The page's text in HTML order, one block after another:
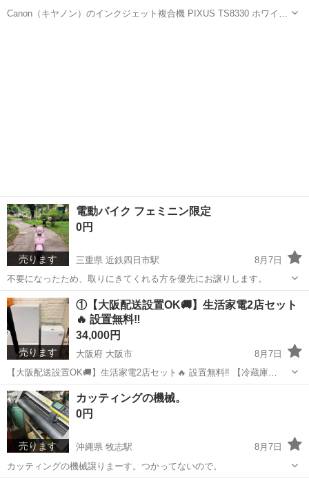
Canon（キヤノン）のインクジェット複合機 PIXUS TS8330 ホワイト
売ります
電動バイク フェミニン限定
0円
三重県 近鉄四日市駅
8月7日
不要になったため、取りにきてくれる方を優先にお譲りします。
三重 四日市市 近鉄四日市駅 その他
売ります
①【大阪配送設置OK🚚】生活家電2店セット
🔥 設置無料‼️
34,000円
大阪府 大阪市
8月7日
【大阪配送設置OK🚚】生活家電2店セット🔥 設置無料‼️ 【冷蔵庫
（2020年製）】 メーカー：HITACHI 型番： RL-154KA 容量：154L サ
イズ: 幅479x奥行580x高さ1270mm 👉状態：目立つ...
大阪 大阪市 キッチン家電
売ります
カッティングの機械。
0円
沖縄県 牧志駅
8月7日
カッティングの機械譲りまーす。つかってないので。